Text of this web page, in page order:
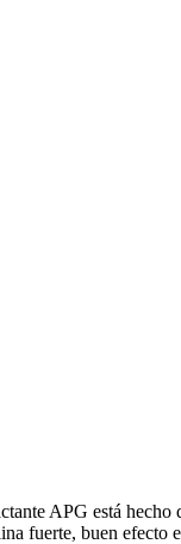
APG está
fuerte, buen efecto